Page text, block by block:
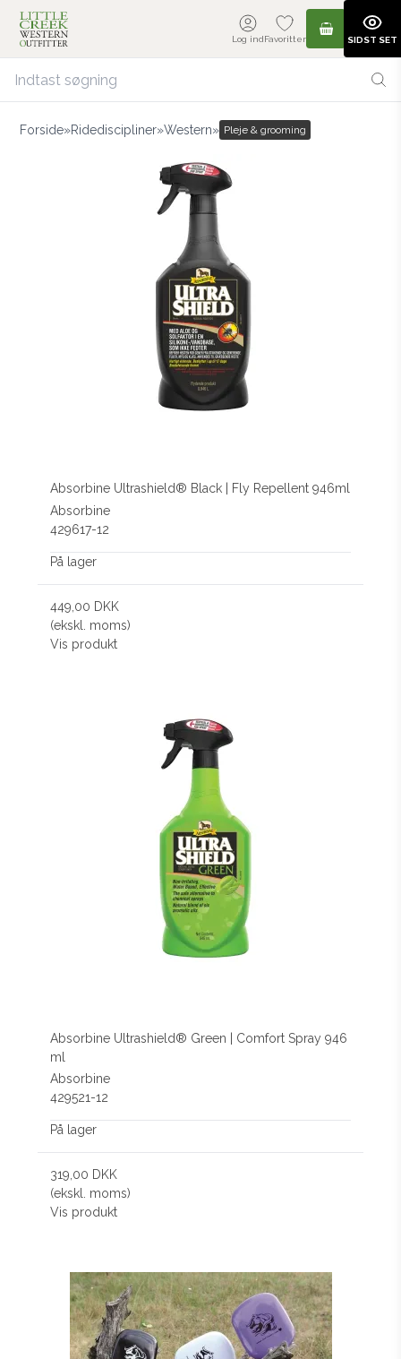
Log indFavoritter
Forside»Ridediscipliner»Western» Pleje & grooming
Absorbine Ultrashield® Black | Fly Repellent 946ml
Absorbine
429617-12
På lager
449,00 DKK
(ekskl. moms)
Vis produkt
Absorbine Ultrashield® Green | Comfort Spray 946
ml
Absorbine
429521-12
På lager
319,00 DKK
(ekskl. moms)
Vis produkt
SIDST SET